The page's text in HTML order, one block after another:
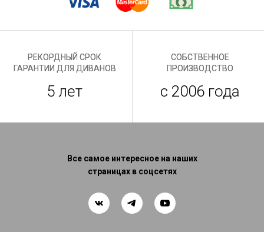
РЕКОРДНЫЙ СРОК
ГАРАНТИИ ДЛЯ ДИВАНОВ
5 лет
СОБСТВЕННОЕ
ПРОИЗВОДСТВО
с 2006 года
Все самое интересное на наших
страницах в соцсетях